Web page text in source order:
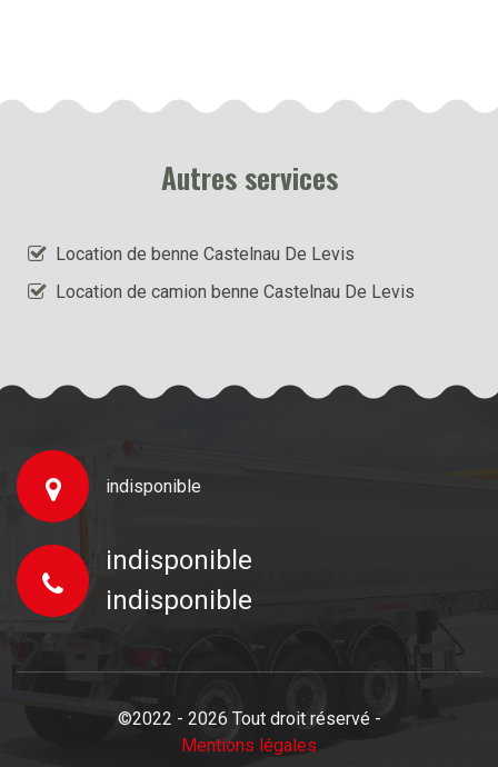
Autres services
Location de benne Castelnau De Levis
Location de camion benne Castelnau De Levis
indisponible
indisponible
indisponible
©2022 - 2026 Tout droit réservé -
Mentions légales